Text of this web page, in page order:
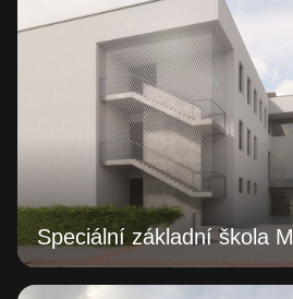
Speciální základní škola